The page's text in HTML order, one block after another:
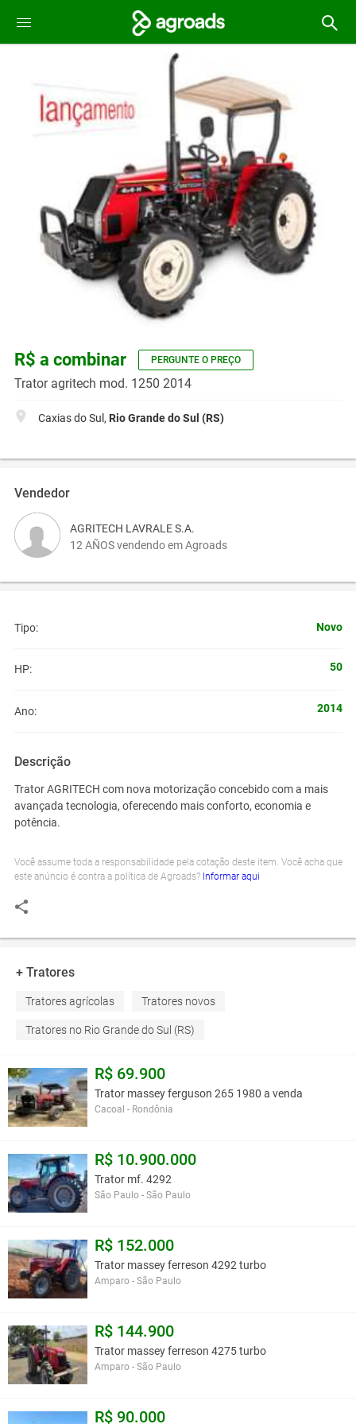
R$ a combinar PERGUNTE O PREÇO
Trator agritech mod. 1250 2014
Caxias do Sul, Rio Grande do Sul (RS)
Vendedor
AGRITECH LAVRALE S.A.
12 AÑOS vendendo em Agroads
Tipo: Novo
HP: 50
Ano: 2014
Descrição
Trator AGRITECH com nova motorização concebido com a mais
avançada tecnologia, oferecendo mais conforto, economia e
potência.
Você assume toda a responsabilidade pela cotação deste item. Você acha que
este anúncio é contra a política de Agroads? Informar aqui
+ Tratores
Tratores agrícolas Tratores novos
Tratores no Rio Grande do Sul (RS)
R$ 69.900
Trator massey ferguson 265 1980 a venda
Cacoal - Rondônia
R$ 10.900.000
Trator mf. 4292
São Paulo - São Paulo
R$ 152.000
Trator massey ferreson 4292 turbo
Amparo - São Paulo
R$ 144.900
Trator massey ferreson 4275 turbo
Amparo - São Paulo
R$ 90.000